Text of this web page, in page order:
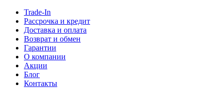
Trade-In
Рассрочка и кредит
Доставка и оплата
Возврат и обмен
Гарантии
О компании
Акции
Блог
Контакты